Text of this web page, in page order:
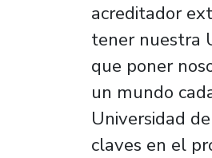
acreditador
tener nuestra
que poner
un mundo
Universidad
claves en el